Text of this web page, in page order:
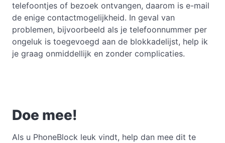
telefoontjes of bezoek ontvangen, daarom is e-mail
de enige contactmogelijkheid. In geval van
problemen, bijvoorbeeld als je telefoonnummer per
ongeluk is toegevoegd aan de blokkadelijst, help ik
je graag onmiddellijk en zonder complicaties.
Doe mee!
Als u PhoneBlock leuk vindt, help dan mee dit te